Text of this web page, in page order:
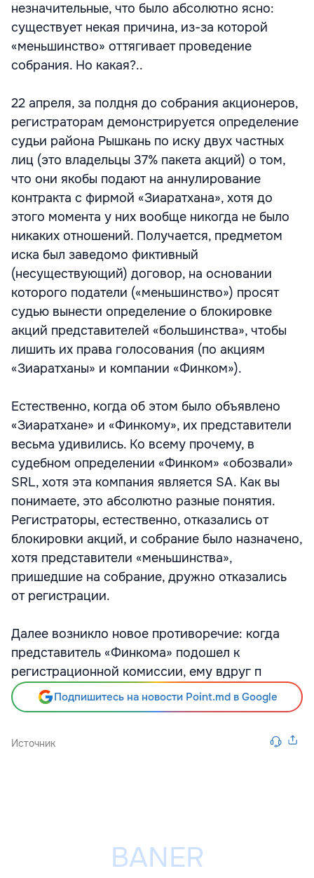
незначительные, что было абсолютно ясно:
существует некая причина, из-за которой
«меньшинство» оттягивает проведение
собрания. Но какая?..
22 апреля, за полдня до собрания акционеров,
регистраторам демонстрируется определение
судьи района Рышкань по иску двух частных
лиц (это владельцы 37% пакета акций) о том,
что они якобы подают на аннулирование
контракта с фирмой «Зиаратхана», хотя до
этого момента у них вообще никогда не было
никаких отношений. Получается, предметом
иска был заведомо фиктивный
(несуществующий) договор, на основании
которого податели («меньшинство») просят
судью вынести определение о блокировке
акций представителей «большинства», чтобы
лишить их права голосования (по акциям
«Зиаратханы» и компании «Финком»).
Естественно, когда об этом было объявлено
«Зиаратхане» и «Финкому», их представители
весьма удивились. Ко всему прочему, в
судебном определении «Финком» «обозвали»
SRL, хотя эта компания является SA. Как вы
понимаете, это абсолютно разные понятия.
Регистраторы, естественно, отказались от
блокировки акций, и собрание было назначено,
хотя представители «меньшинства»,
пришедшие на собрание, дружно отказались
от регистрации.
Далее возникло новое противоречие: когда
представитель «Финкома» подошел к
регистрационной комиссии, ему вдруг п
Подпишитесь на новости Point.md в Google
Источник